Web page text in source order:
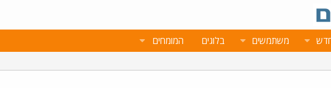
משתמשים בלוגים המומחים